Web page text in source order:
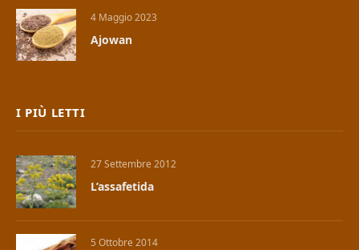
4 Maggio 2023
Ajowan
I PIÙ LETTI
27 Settembre 2012
L’assafetida
5 Ottobre 2014